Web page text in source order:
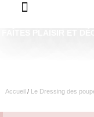
Accueil / Le Dressing des